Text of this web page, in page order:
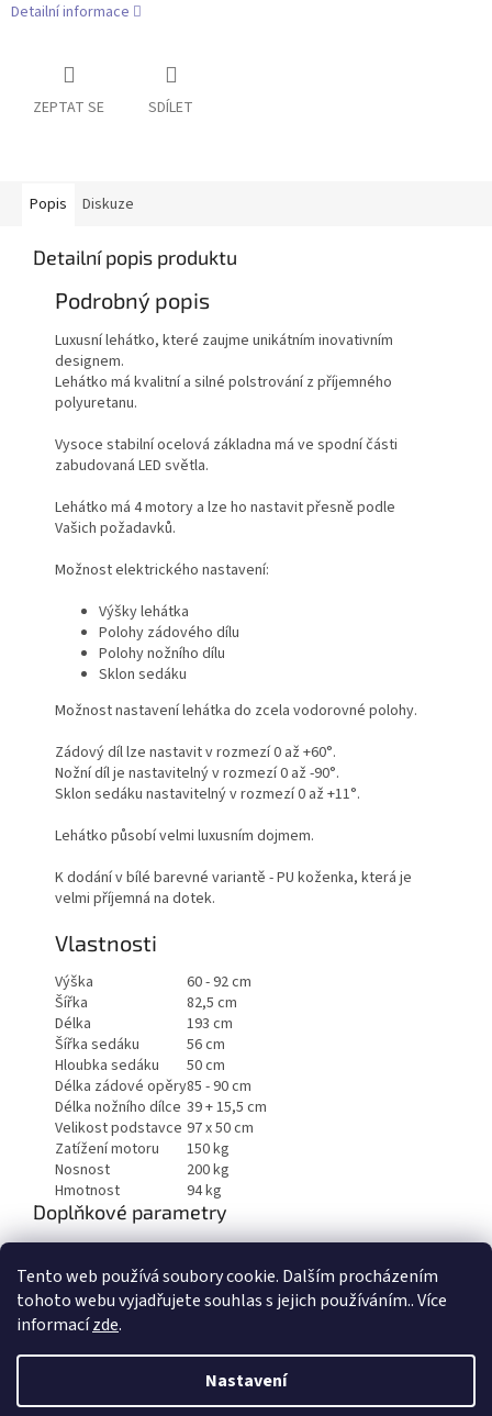
Tento web používá soubory cookie. Dalším procházením
tohoto webu vyjadřujete souhlas s jejich používáním.. Více
informacízde.
Nastavení
Detailní informace
ZEPTAT SE SDÍLET
Popis Diskuze
Detailní popis produktu
Podrobný popis
Luxusní lehátko, které zaujme unikátním inovativním
designem.
Lehátko má kvalitní a silné polstrování z příjemného
polyuretanu.
Vysoce stabilní ocelová základna má ve spodní části
zabudovaná LED světla.
Lehátko má 4 motory a lze ho nastavit přesně podle
Vašich požadavků.
Možnost elektrického nastavení:
Výšky lehátka
Polohy zádového dílu
Polohy nožního dílu
Sklon sedáku
Možnost nastavení lehátka do zcela vodorovné polohy.
Zádový díl lze nastavit v rozmezí 0 až +60°.
Nožní díl je nastavitelný v rozmezí 0 až -90°.
Sklon sedáku nastavitelný v rozmezí 0 až +11°.
Lehátko působí velmi luxusním dojmem.
K dodání v bílé barevné variantě - PU koženka, která je
velmi příjemná na dotek.
Vlastnosti
Výška
60 - 92 cm
Šířka
82,5 cm
Délka
193 cm
Šířka sedáku
56 cm
Hloubka sedáku
50 cm
Délka zádové opěry85 - 90 cm
Délka nožního dílce 39 + 15,5 cm
Velikost podstavce 97 x 50 cm
Zatížení motoru
150 kg
Nosnost
200 kg
Hmotnost
94 kg
Doplňkové parametry
Hmotnost
100 kg
Vytvořil Shoptet